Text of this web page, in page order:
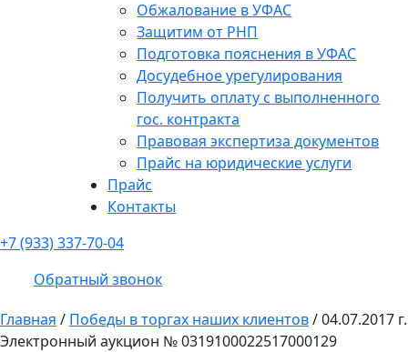
Обжалование в УФАС
Защитим от РНП
Подготовка пояснения в УФАС
Досудебное урегулирования
Получить оплату с выполненного
гос. контракта
Правовая экспертиза документов
Прайс на юридические услуги
Прайс
Контакты
+7 (933) 337-70-04
Обратный звонок
Главная / Победы в торгах наших клиентов/04.07.2017 г.
Электронный аукцион № 0319100022517000129